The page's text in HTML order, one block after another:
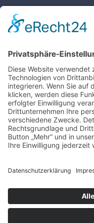
KONTAKT
Grundschule Huntlosen
Bahnhofstraße 84
26197 Großenkneten
Tel: 04487 99759-0
www.gs-huntlosen.de